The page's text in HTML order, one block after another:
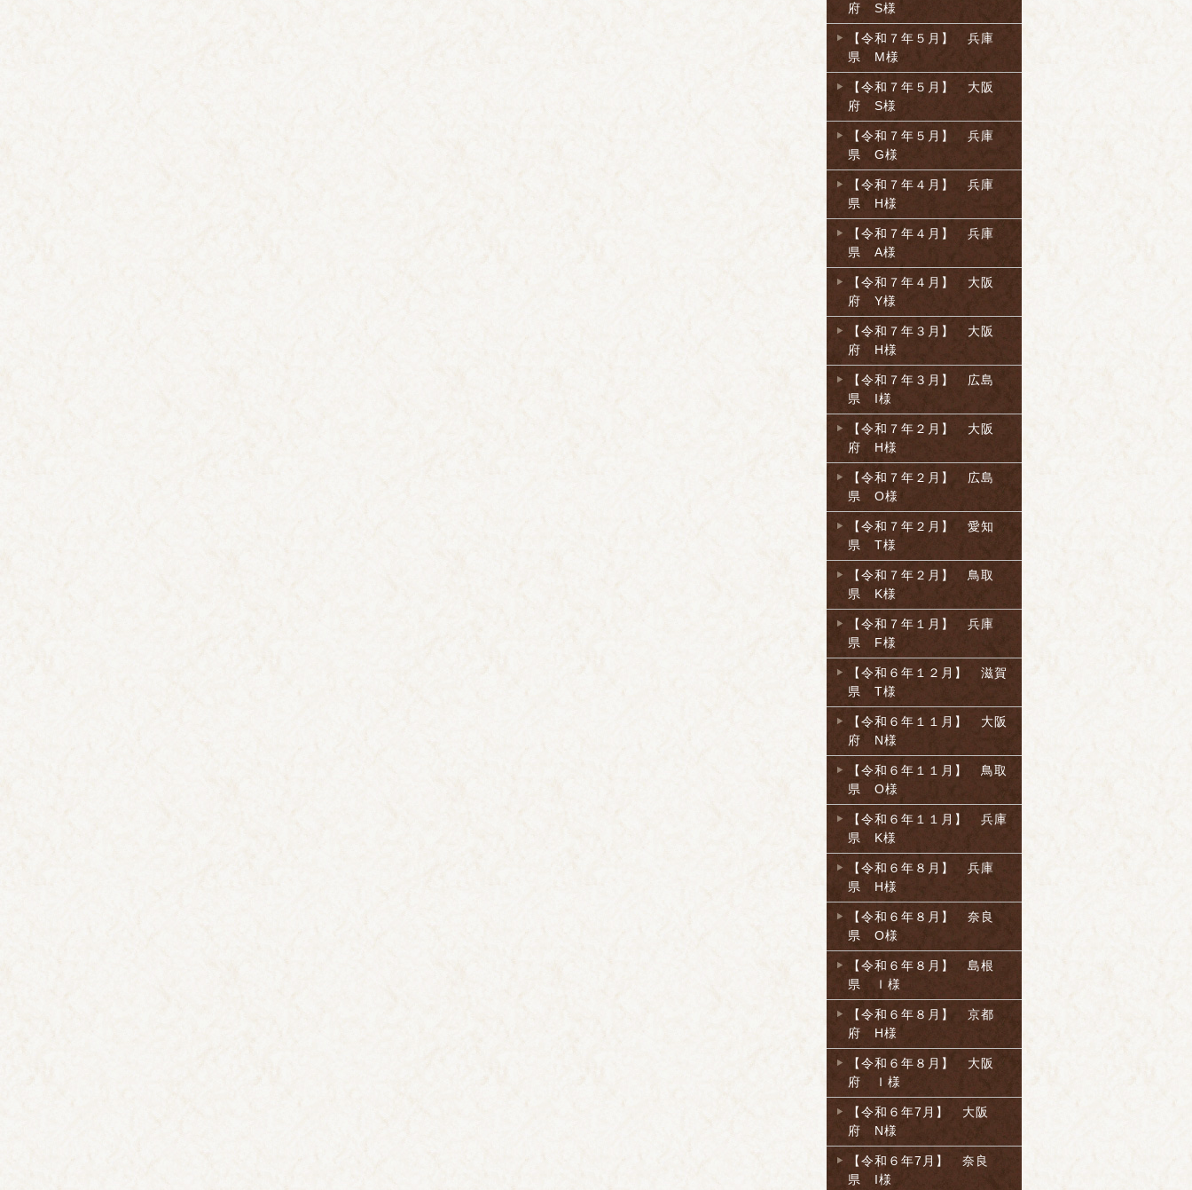
府 S様
【令和７年５月】 兵庫
県 M様
【令和７年５月】 大阪
府 S様
【令和７年５月】 兵庫
県 G様
【令和７年４月】 兵庫
県 H様
【令和７年４月】 兵庫
県 A様
【令和７年４月】 大阪
府 Y様
【令和７年３月】 大阪
府 H様
【令和７年３月】 広島
県 I様
【令和７年２月】 大阪
府 H様
【令和７年２月】 広島
県 O様
【令和７年２月】 愛知
県 T様
【令和７年２月】 鳥取
県 K様
【令和７年１月】 兵庫
県 F様
【令和６年１２月】 滋賀
県 T様
【令和６年１１月】 大阪
府 N様
【令和６年１１月】 鳥取
県 O様
【令和６年１１月】 兵庫
県 K様
【令和６年８月】 兵庫
県 H様
【令和６年８月】 奈良
県 O様
【令和６年８月】 島根
県 Ｉ様
【令和６年８月】 京都
府 H様
【令和６年８月】 大阪
府 Ｉ様
【令和６年7月】 大阪
府 N様
【令和６年7月】 奈良
県 I様